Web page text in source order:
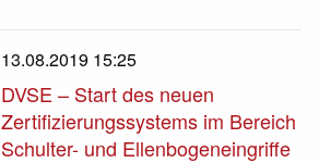
13.08.2019 15:25
DVSE – Start des neuen
Zertifizierungssystems im Bereich
Schulter- und Ellenbogeneingriffe